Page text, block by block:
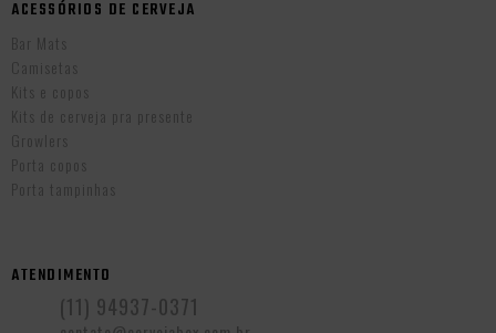
ACESSÓRIOS DE CERVEJA
Bar Mats
Camisetas
Kits e copos
Kits de cerveja pra presente
Growlers
Porta copos
Porta tampinhas
ATENDIMENTO
(11) 94937-0371